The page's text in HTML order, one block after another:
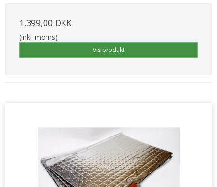
1.399,00 DKK
(inkl. moms)
Vis produkt